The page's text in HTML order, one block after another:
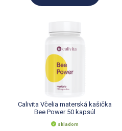
Calivita Včelia materská kašička
Bee Power 50 kapsúl
skladom